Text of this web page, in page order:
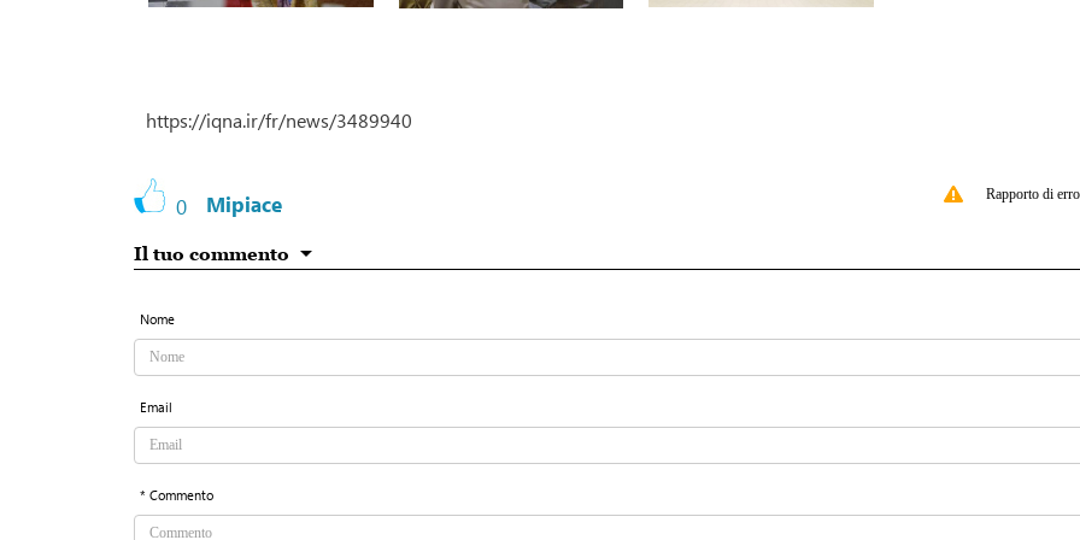
https://iqna.ir/fr/news/3489940
0 Mipiace Rapporto di
Il tuo commento
Nome
Email
* Commento